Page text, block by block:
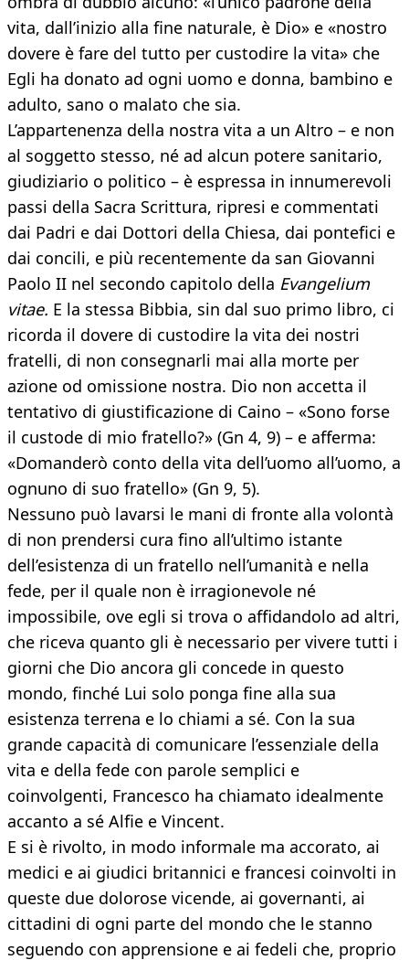
vita, dall’inizio alla fine naturale, è Dio» e «nostro
dovere è fare del tutto per custodire la vita» che
Egli ha donato ad ogni uomo e donna, bambino e
adulto, sano o malato che sia.
L’appartenenza della nostra vita a un Altro – e non
al soggetto stesso, né ad alcun potere sanitario,
giudiziario o politico – è espressa in innumerevoli
passi della Sacra Scrittura, ripresi e commentati
dai Padri e dai Dottori della Chiesa, dai pontefici e
dai concili, e più recentemente da san Giovanni
Paolo II nel secondo capitolo della Evangelium
vitae. E la stessa Bibbia, sin dal suo primo libro, ci
ricorda il dovere di custodire la vita dei nostri
fratelli, di non consegnarli mai alla morte per
azione od omissione nostra. Dio non accetta il
tentativo di giustificazione di Caino – «Sono forse
il custode di mio fratello?» (Gn 4, 9) – e afferma:
«Domanderò conto della vita dell’uomo all’uomo, a
ognuno di suo fratello» (Gn 9, 5).
Nessuno può lavarsi le mani di fronte alla volontà
di non prendersi cura fino all’ultimo istante
dell’esistenza di un fratello nell’umanità e nella
fede, per il quale non è irragionevole né
impossibile, ove egli si trova o affidandolo ad altri,
che riceva quanto gli è necessario per vivere tutti i
giorni che Dio ancora gli concede in questo
mondo, finché Lui solo ponga fine alla sua
esistenza terrena e lo chiami a sé. Con la sua
grande capacità di comunicare l’essenziale della
vita e della fede con parole semplici e
coinvolgenti, Francesco ha chiamato idealmente
accanto a sé Alfie e Vincent.
E si è rivolto, in modo informale ma accorato, ai
medici e ai giudici britannici e francesi coinvolti in
queste due dolorose vicende, ai governanti, ai
cittadini di ogni parte del mondo che le stanno
seguendo con apprensione e ai fedeli che, proprio